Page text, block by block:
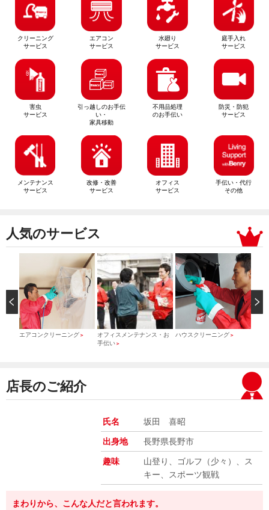
クリーニング
サービス
エアコン
サービス
水廻り
サービス
庭手入れ
サービス
害虫
サービス
引っ越しのお手伝
い・
家具移動
不用品処理
のお手伝い
防災・防犯
サービス
メンテナンス
サービス
改修・改善
サービス
オフィス
サービス
手伝い・代行
その他
人気のサービス
エアコンクリーニング ＞
オフィスメンテナンス・お
手伝い ＞
ハウスクリーニング ＞
店長のご紹介
氏名 坂田 喜昭
出身地 長野県長野市
趣味
山登り、ゴルフ（少々）、ス
キー、スポーツ観戦
まわりから、こんな人だと言われます。